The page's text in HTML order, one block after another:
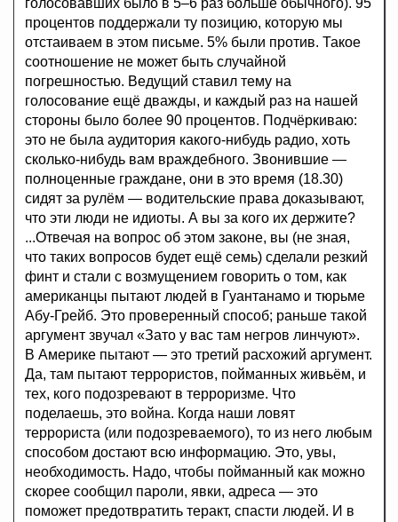
голосовавших было в 5–6 раз больше обычного). 95
процентов поддержали ту позицию, которую мы
отстаиваем в этом письме. 5% были против. Такое
соотношение не может быть случайной
погрешностью. Ведущий ставил тему на
голосование ещё дважды, и каждый раз на нашей
стороны было более 90 процентов. Подчёркиваю:
это не была аудитория какого-нибудь радио, хоть
сколько-нибудь вам враждебного. Звонившие —
полноценные граждане, они в это время (18.30)
сидят за рулём — водительские права доказывают,
что эти люди не идиоты. А вы за кого их держите?
...Отвечая на вопрос об этом законе, вы (не зная,
что таких вопросов будет ещё семь) сделали резкий
финт и стали с возмущением говорить о том, как
американцы пытают людей в Гуантанамо и тюрьме
Абу-Грейб. Это проверенный способ; раньше такой
аргумент звучал «Зато у вас там негров линчуют».
В Америке пытают — это третий расхожий аргумент.
Да, там пытают террористов, пойманных живьём, и
тех, кого подозревают в терроризме. Что
поделаешь, это война. Когда наши ловят
террориста (или подозреваемого), то из него любым
способом достают всю информацию. Это, увы,
необходимость. Надо, чтобы пойманный как можно
скорее сообщил пароли, явки, адреса — это
поможет предотвратить теракт, спасти людей. И в